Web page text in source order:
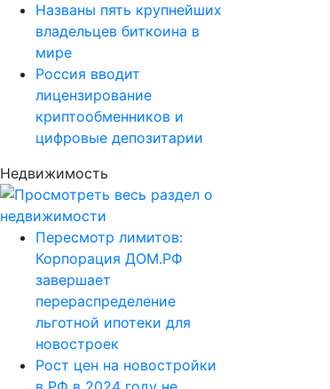
Названы пять крупнейших
владельцев биткоина в
мире
Россия вводит
лицензирование
криптообменников и
цифровые депозитарии
Недвижимость
Пересмотр лимитов:
Корпорация ДОМ.РФ
завершает
перераспределение
льготной ипотеки для
новостроек
Рост цен на новостройки